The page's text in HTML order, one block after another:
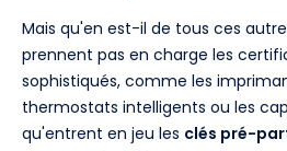
Mais qu'en est-il de tous ces
prennent pas en charge les
sophistiqués, comme les
thermostats intelligents ou les
qu'entrent en jeu les clés pré-